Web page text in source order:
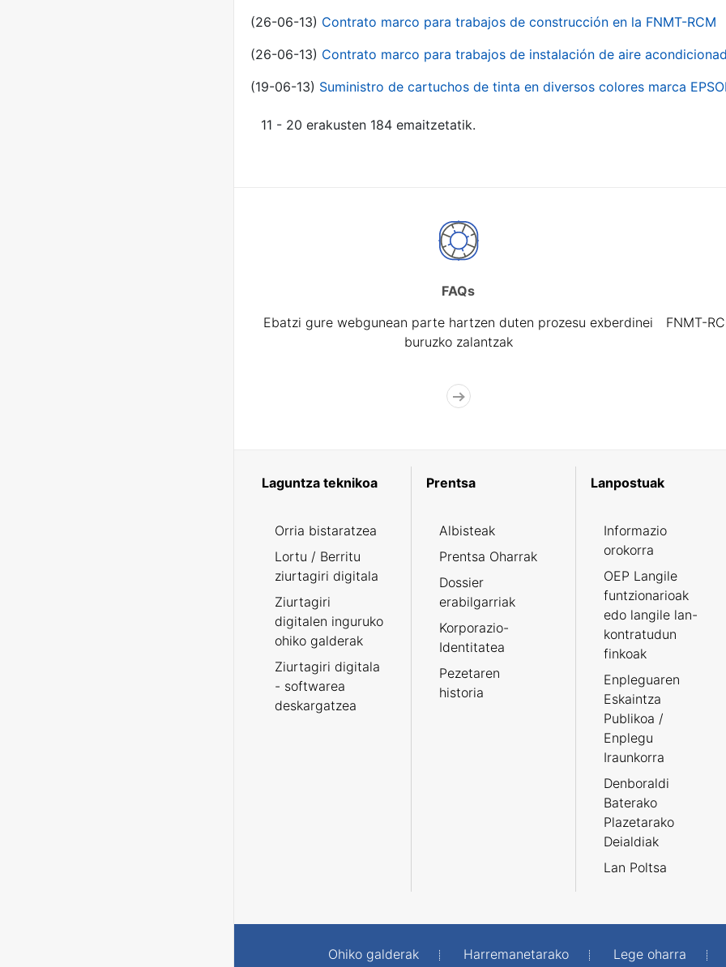
(26-06-13) Contrato marco para trabajos de construcción en la FNMT-RCM
(26-06-13) Contrato marco para trabajos de instalación de aire
(19-06-13) Suministro de cartuchos de tinta en diversos colores marca
11 - 20 erakusten 184 emaitzetatik.
FAQs
Ebatzi gure webgunean parte hartzen duten prozesu exberdinei
buruzko zalantzak
FNMT-
Laguntza teknikoa
Orria bistaratzea
Lortu / Berritu
ziurtagiri digitala
Ziurtagiri
digitalen inguruko
ohiko galderak
Ziurtagiri digitala
- softwarea
deskargatzea
Prentsa
Albisteak
Prentsa Oharrak
Dossier
erabilgarriak
Korporazio-
Identitatea
Pezetaren
historia
Lanpostuak
Informazio
orokorra
OEP Langile
funtzionarioak
edo langile lan-
kontratudun
finkoak
Enpleguaren
Eskaintza
Publikoa /
Enplegu
Iraunkorra
Denboraldi
Baterako
Plazetarako
Deialdiak
Lan Poltsa
Ohiko galderak Harremanetarako Lege oharra